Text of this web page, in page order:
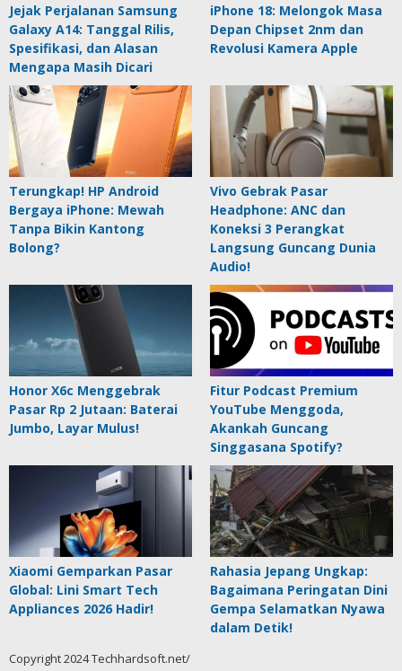
Jejak Perjalanan Samsung
Galaxy A14: Tanggal Rilis,
Spesifikasi, dan Alasan
Mengapa Masih Dicari
iPhone 18: Melongok Masa
Depan Chipset 2nm dan
Revolusi Kamera Apple
Terungkap! HP Android
Bergaya iPhone: Mewah
Tanpa Bikin Kantong
Bolong?
Vivo Gebrak Pasar
Headphone: ANC dan
Koneksi 3 Perangkat
Langsung Guncang Dunia
Audio!
Honor X6c Menggebrak
Pasar Rp 2 Jutaan: Baterai
Jumbo, Layar Mulus!
Fitur Podcast Premium
YouTube Menggoda,
Akankah Guncang
Singgasana Spotify?
Xiaomi Gemparkan Pasar
Global: Lini Smart Tech
Appliances 2026 Hadir!
Rahasia Jepang Ungkap:
Bagaimana Peringatan Dini
Gempa Selamatkan Nyawa
dalam Detik!
Copyright 2024 Techhardsoft.net/